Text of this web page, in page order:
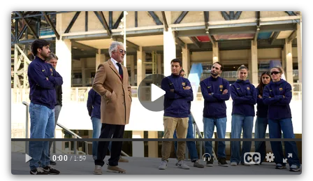
Accessibilitat
Instal·lacions
Història
Palmarès
Infantil B
Resultats
Classificació
Jugadors
Fotos
Palmarès
Resultats
Jugadors
Classificació
Actualitat
Juvenil
Cadet
Infantil
Aleví
Campus Verano
PLUSICON
MÉS
Primer equip
plusicon
més
Actualitat
Calendari
Barça Atlètic
plusicon
més
Actualitat
Base
plusicon
més